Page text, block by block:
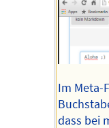
Im Meta-
dass bei